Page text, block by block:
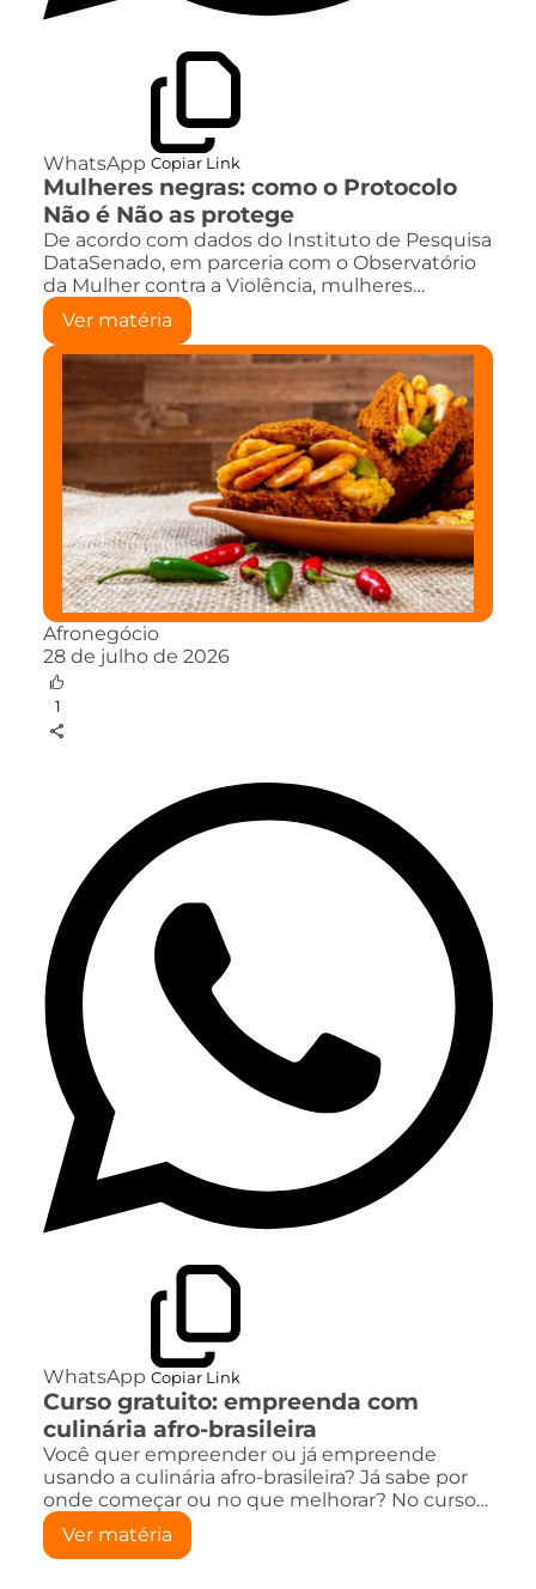
WhatsApp Copiar Link
Mulheres negras: como o Protocolo
Não é Não as protege
De acordo com dados do Instituto de Pesquisa
DataSenado, em parceria com o Observatório
da Mulher contra a Violência, mulheres…
Ver matéria
Afronegócio
28 de julho de 2026
1
WhatsApp Copiar Link
Curso gratuito: empreenda com
culinária afro-brasileira
Você quer empreender ou já empreende
usando a culinária afro-brasileira? Já sabe por
onde começar ou no que melhorar? No curso…
Ver matéria